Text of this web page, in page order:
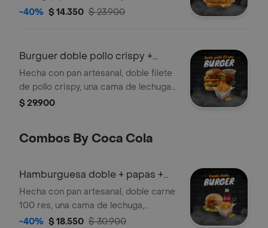
casa. Incluye papas fritas y té.
-40% $ 14.350 $ 23.900
Burguer doble pollo crispy +
papas + tè
Hecha con pan artesanal, doble filete
de pollo crispy, una cama de lechuga,
tomate, cebolla caramelizada,
$ 29.900
Combos By Coca Cola
Hamburguesa doble + papas +
coca cola
Hecha con pan artesanal, doble carne
100 res, una cama de lechuga,
tomate, cebolla caramelizada,
-40% $ 18.550 $ 30.900